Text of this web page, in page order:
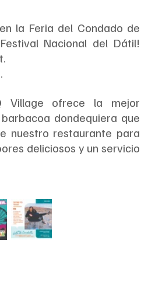
la Feria del Condado de
Nacional del Dátil!
Village ofrece la mejor
dondequiera que
nuestro restaurante para
deliciosos y un servicio